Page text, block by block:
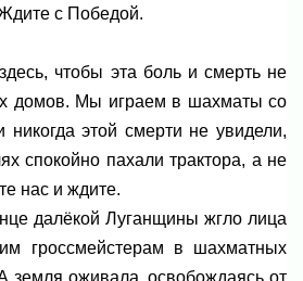
с Победой.
чтобы эта боль и смерть не
домов. Мы играем в шахматы со
никогда этой смерти не увидели,
спокойно пахали трактора, а не
нас и ждите.
далёкой Луганщины жгло лица
гроссмейстерам в шахматных